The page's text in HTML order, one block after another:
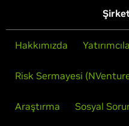
Hakkımızda
Risk Sermayesi
Araştırma Sosyal